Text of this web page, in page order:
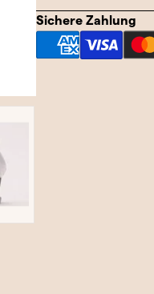
Sichere Zahlung